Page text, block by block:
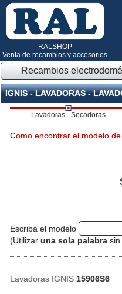
RALSHOP
Venta de recambios y accesorios
Recambios
IGNIS - LAVADORAS -
Lavadoras - Secadoras
Como encontrar el modelo
Escriba el modelo
(Utilizar una sola palabra sin
Lavadoras IGNIS 15906S6